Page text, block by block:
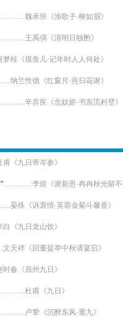
魏承班《渔歌子·柳如眉》
王禹偁《清明日独酌》
《摸鱼儿·记年时人人何处》
兰性德《红窗月·燕归花谢》
辛弃疾《念奴娇·书东流村壁》
九日寄岑参》
…………李煜《谢新恩·冉冉秋光留不
殊《诉衷情·芙蓉金菊斗馨香》
九日龙山饮》
祥《回董提举中秋请宴启》
《原州九日》
杜甫《九日》
卢挚《沉醉东风·重九》